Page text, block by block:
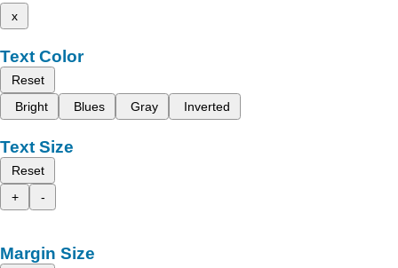
x
Text Color
Reset
Bright
Blues Gray Inverted
Text Size
Reset
+
-
Margin Size